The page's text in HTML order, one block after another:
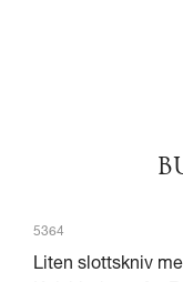
5364
Liten slottskniv